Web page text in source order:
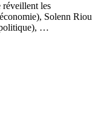
réveillent les
Solenn Riou
…